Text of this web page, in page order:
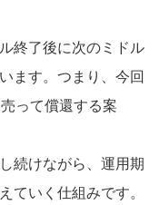
終了後に次のミドル
ます。つまり、今回
って償還する案
続けながら、運用期
ていく仕組みです。